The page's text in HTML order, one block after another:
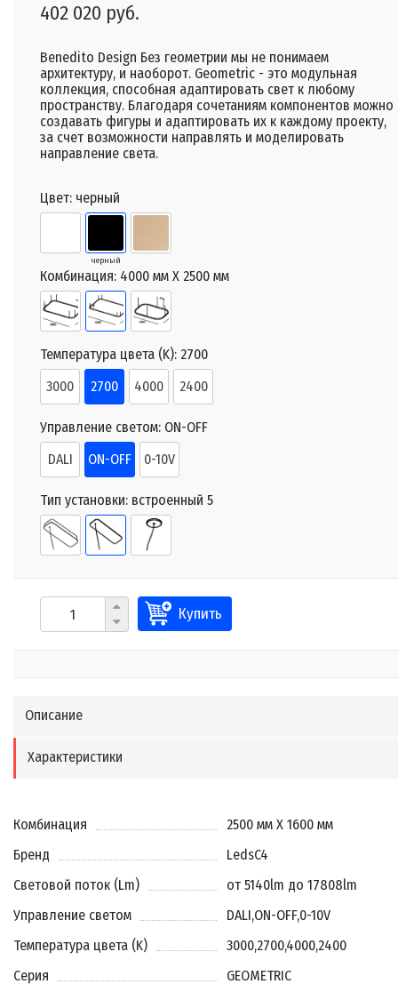
402 020 руб.
Benedito Design Без геометрии мы не понимаем
архитектуру, и наоборот. Geometric - это модульная
коллекция, способная адаптировать свет к любому
пространству. Благодаря сочетаниям компонентов можно
создавать фигуры и адаптировать их к каждому проекту,
за счет возможности направлять и моделировать
направление света.
Цвет: черный
черный
Комбинация: 4000 мм X 2500 мм
Температура цвета (K): 2700
3000
2700 4000 2400
Управление светом: ON-OFF
DALI
ON-OFF 0-10V
Тип установки: встроенный 5
Купить
Описание
Характеристики
Комбинация
2500 мм X 1600 мм
Бренд
LedsC4
Световой поток (Lm)
от 5140lm до 17808lm
Управление светом
DALI,ON-OFF,0-10V
Температура цвета (K)
3000,2700,4000,2400
Серия
GEOMETRIC